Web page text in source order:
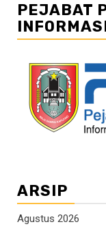
PEJABAT
ARSIP
Agustus 2026